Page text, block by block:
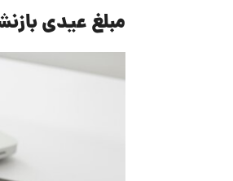
مبلغ عیدی